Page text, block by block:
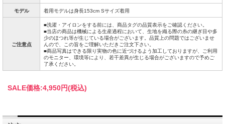
モデル 着用モデルは身長153cm Sサイズ着用
ご注意点
■洗濯・アイロンをする前には、商品タグの品質表示をご確認ください。
■当店の商品は機械による生産過程において、生地を織る際の糸の継ぎ目や多
少のほつれ等が生じている場合がございます。品質上の問題ではございませ
んので、この旨をご理解いただきご注文下さい。
■商品写真はできる限り実物の色に近づけるよう加工しておりますが、ご利用
のモニター、環境等により、若干差異が生じる場合がございますので予めご
了承ください。
SALE価格:4,950円(税込)